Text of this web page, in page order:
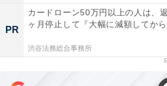
PR
カードローン50万円以上の人は、
ヶ月停止して『大幅に減額してか
渋谷法務総合事務所